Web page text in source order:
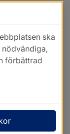
ska
förbättrad